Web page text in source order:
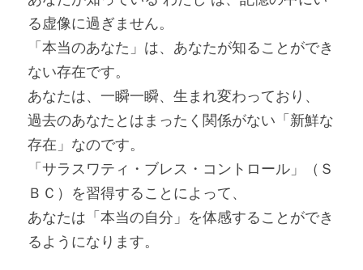
る虚像に過ぎません。
「本当のあなた」は、あなたが知ることができ
ない存在です。
あなたは、一瞬一瞬、生まれ変わっており、
過去のあなたとはまったく関係がない「新鮮な
存在」なのです。
「サラスワティ・ブレス・コントロール」（Ｓ
ＢＣ）を習得することによって、
あなたは「本当の自分」を体感することができ
るようになります。